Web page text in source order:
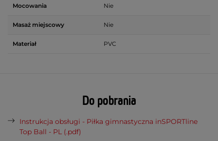
Mocowania Nie
Masaż miejscowy Nie
Materiał PVC
Do pobrania
Instrukcja obsługi - Piłka gimnastyczna inSPORTline
Top Ball - PL (.pdf)